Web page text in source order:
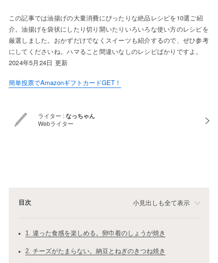
この記事では油揚げの大量消費にぴったりな絶品レシピを10選ご紹
介。油揚げを袋状にしたり切り開いたりいろいろな使い方のレシピを
厳選しました。おかずだけでなくスイーツも紹介するので、ぜひ参考
にしてくださいね。ハマること間違いなしのレシピばかりですよ。
2024年5月24日 更新
簡単投票でAmazonギフトカードGET！
ライター :なっちゃん
Webライター
目次 小見出しも全て表示
1. 違った食感を楽しめる。卵巾着のしょうが焼き
2. チーズがたまらない。納豆とねぎのきつね焼き